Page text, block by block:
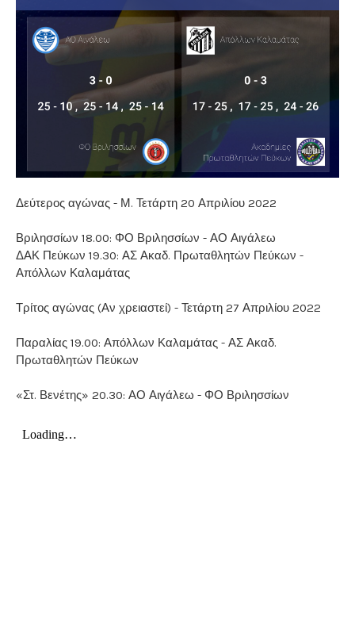
Δεύτερος αγώνας - Μ. Τετάρτη 20 Απριλίου 2022
Βριλησσίων 18.00: ΦΟ Βριλησσίων - ΑΟ Αιγάλεω
ΔΑΚ Πεύκων 19.30: ΑΣ Ακαδ. Πρωταθλητών Πεύκων -
Απόλλων Καλαμάτας
Τρίτος αγώνας (Αν χρειαστεί) - Τετάρτη 27 Απριλίου 2022
Παραλίας 19.00: Απόλλων Καλαμάτας - ΑΣ Ακαδ.
Πρωταθλητών Πεύκων
«Στ. Βενέτης» 20.30: ΑΟ Αιγάλεω - ΦΟ Βριλησσίων